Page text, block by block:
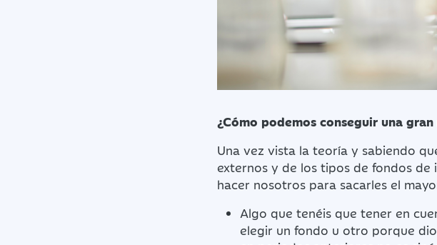
¿Cómo podemos conseguir una
Una vez vista la teoría y sabiendo
externos y de los tipos de fondos
hacer nosotros para sacarles el
Algo que tenéis que tener en
elegir un fondo u otro porque